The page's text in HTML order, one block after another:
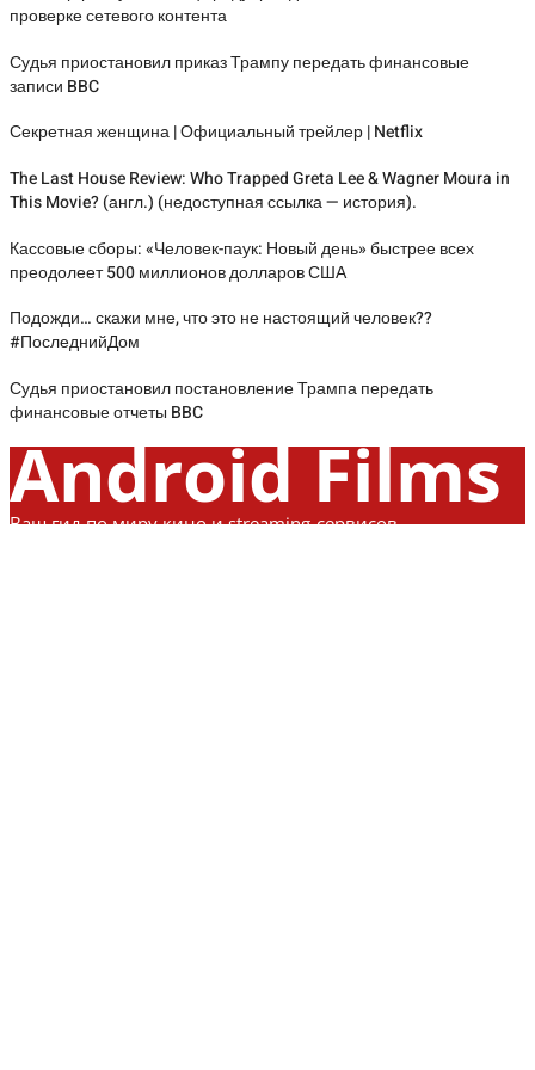
проверке сетевого контента
Судья приостановил приказ Трампу передать финансовые
записи BBC
Секретная женщина | Официальный трейлер | Netflix
The Last House Review: Who Trapped Greta Lee & Wagner Moura in
This Movie? (англ.) (недоступная ссылка — история).
Кассовые сборы: «Человек-паук: Новый день» быстрее всех
преодолеет 500 миллионов долларов США
Подожди… скажи мне, что это не настоящий человек??
#ПоследнийДом
Судья приостановил постановление Трампа передать
финансовые отчеты BBC
Android Films
Ваш гид по миру кино и streaming-сервисов